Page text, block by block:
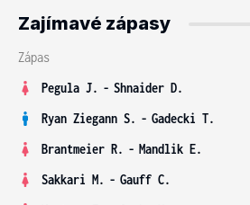
Zajímavé zápasy
Zápas
Pegula J. - Shnaider D.
Ryan Ziegann S. - Gadecki T.
Brantmeier R. - Mandlik E.
Sakkari M. - Gauff C.